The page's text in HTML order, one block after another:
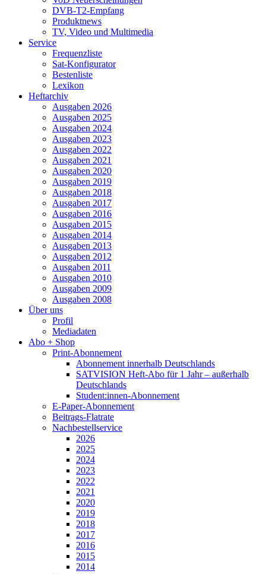
DVB-T2-Empfang
Produktnews
TV, Video und Multimedia
Service
Frequenzliste
Sat-Konfigurator
Bestenliste
Lexikon
Heftarchiv
Ausgaben 2026
Ausgaben 2025
Ausgaben 2024
Ausgaben 2023
Ausgaben 2022
Ausgaben 2021
Ausgaben 2020
Ausgaben 2019
Ausgaben 2018
Ausgaben 2017
Ausgaben 2016
Ausgaben 2015
Ausgaben 2014
Ausgaben 2013
Ausgaben 2012
Ausgaben 2011
Ausgaben 2010
Ausgaben 2009
Ausgaben 2008
Über uns
Profil
Mediadaten
Abo + Shop
Print-Abonnement
Abonnement innerhalb Deutschlands
SATVISION Heft-Abo für 1 Jahr – außerhalb
Deutschlands
Student:innen-Abonnement
E-Paper-Abonnement
Beitrags-Flatrate
Nachbestellservice
2026
2025
2024
2023
2022
2021
2020
2019
2018
2017
2016
2015
2014